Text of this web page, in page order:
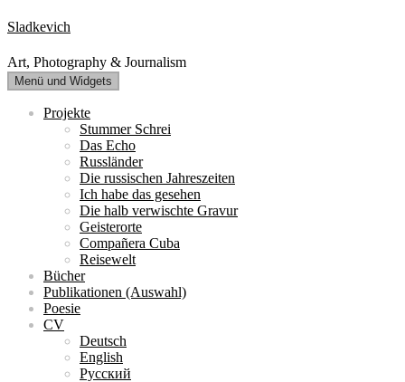
Zum
Inhalt
springen
Sladkevich
Art, Photography & Journalism
Menü und Widgets
Projekte
Stummer Schrei
Das Echo
Russländer
Die russischen Jahreszeiten
Ich habe das gesehen
Die halb verwischte Gravur
Geisterorte
Compañera Cuba
Reisewelt
Bücher
Publikationen (Auswahl)
Poesie
CV
Deutsch
English
Русский